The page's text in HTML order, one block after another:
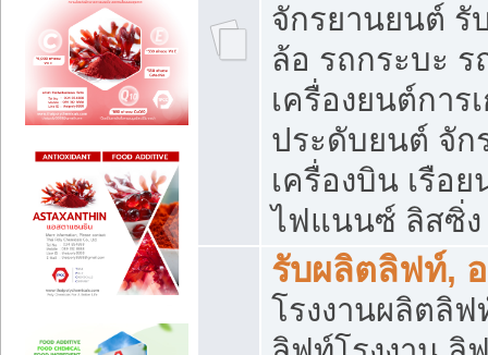
จักรยานยนต์ รั
ล้อ รถกระบะ
เครื่องยนต์การ
ประดับยนต์ จัก
เครื่องบิน เรือ
ไฟแนนซ์ ลิสซิ่ง
รับผลิตลิฟท์,
โรงงานผลิตลิ